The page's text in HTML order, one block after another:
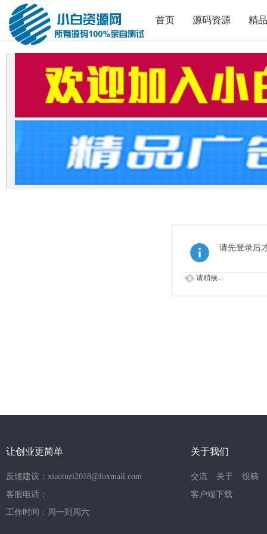
首页 源码资源 精
请先登录后
请稍候...
让创业更简单
反馈建议：xiaotuzi2018@foxmail.com
客服电话：
工作时间：周一到周六
关于我们
交流 关于
投稿
客户端下载